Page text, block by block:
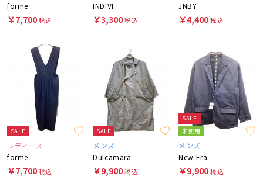
forme
￥7,700税込
INDIVI
￥3,300税込
JNBY
￥4,400税込
SALE
レディース
forme
￥7,700税込
SALE
メンズ
Dulcamara
￥9,900税込
SALE
未使用
メンズ
New Era
￥9,900税込